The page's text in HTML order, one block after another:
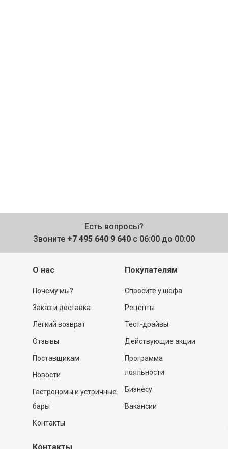
Есть вопросы?
Звоните +7 495 640 9 640 с 06:00 до 00:00
О нас
Почему мы?
Заказ и доставка
Легкий возврат
Отзывы
Поставщикам
Новости
Гастрономы и устричные
бары
Контакты
Покупателям
Спросите у шефа
Рецепты
Тест-драйвы
Действующие акции
Программа
лояльности
Бизнесу
Вакансии